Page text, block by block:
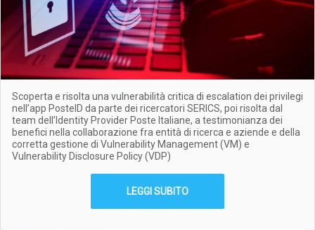
Scoperta e risolta una vulnerabilità critica di escalation dei privilegi
nell’app PosteID da parte dei ricercatori SERICS, poi risolta dal
team dell’Identity Provider Poste Italiane, a testimonianza dei
benefici nella collaborazione fra entità di ricerca e aziende e della
corretta gestione di Vulnerability Management (VM) e
Vulnerability Disclosure Policy (VDP)
LEGGI SUBITO